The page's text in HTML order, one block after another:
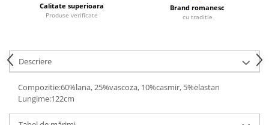
Calitate superioara
Produse verificate
Brand romanesc
cu traditie
Descriere
Compozitie:60%lana, 25%vascoza, 10%casmir, 5%elastan
Lungime:122cm